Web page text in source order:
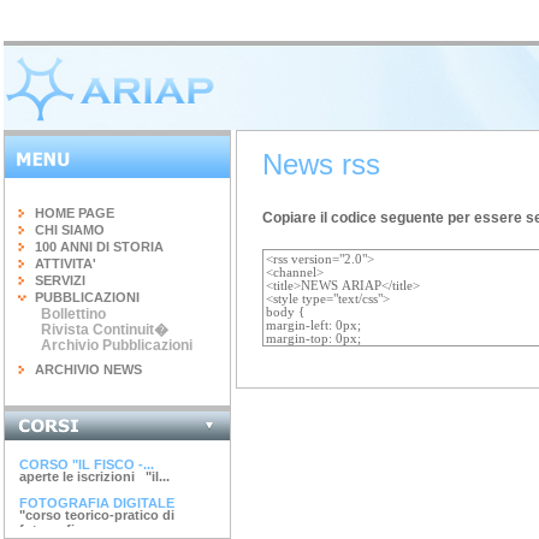
HOME PAGE
CHI SIAMO
100 ANNI DI STORIA
ATTIVITA'
SERVIZI
PUBBLICAZIONI
Bollettino
Rivista Continuit�
Archivio Pubblicazioni
ARCHIVIO NEWS
INGEGNERIA DEL...
terminato il corso di 20 ore...
CORSO "IL FISCO -...
aperte le iscrizioni "il...
FOTOGRAFIA DIGITALE
"corso teorico-pratico di
fotografia...
News rss
Copiare il codice seguente per essere